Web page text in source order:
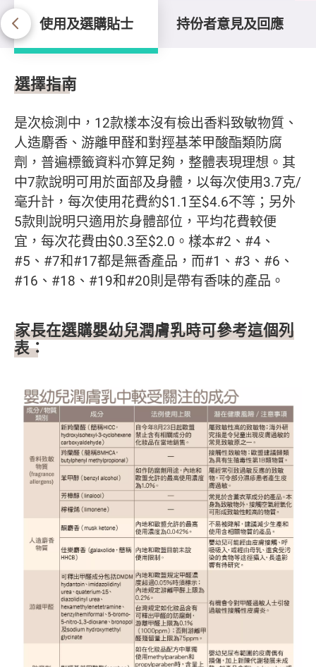
使用及選購貼士 持份者意見及回應
使用及選購貼士
選擇指南
是次檢測中，12款樣本沒有檢出香料致敏物質、
人造麝香、游離甲醛和對羥基苯甲酸酯類防腐
劑，普遍標籤資料亦算足夠，整體表現理想。其
中7款說明可用於面部及身體，以每次使用3.7克/
毫升計，每次使用花費約$1.1至$4.6不等；另外
5款則說明只適用於身體部位，平均花費較便
宜，每次花費由$0.3至$2.0。樣本#2、#4、
#5、#7和#17都是無香產品，而#1、#3、#6、
#16、#18、#19和#20則是帶有香味的產品。
家長在選購嬰幼兒潤膚乳時可參考這個列
表：